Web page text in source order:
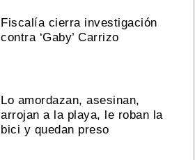
Fiscalía cierra investigación
contra ‘Gaby’ Carrizo
Lo amordazan, asesinan,
arrojan a la playa, le roban la
bici y quedan preso